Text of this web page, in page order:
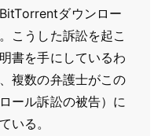
ダウンロー
こうした訴訟を起こ
書を手にしているわ
複数の弁護士がこの
ール訴訟の被告）に
いる。